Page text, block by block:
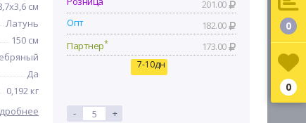
см
Латунь
150 см
Да
0,192 кг
201.00
Опт
182.00
Партнер* 173.00
7-10дн
-
+
0
0